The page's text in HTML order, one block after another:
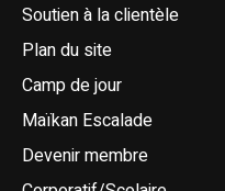
Soutien à la clientèle
Plan du site
Camp de jour
Maïkan Escalade
Devenir membre